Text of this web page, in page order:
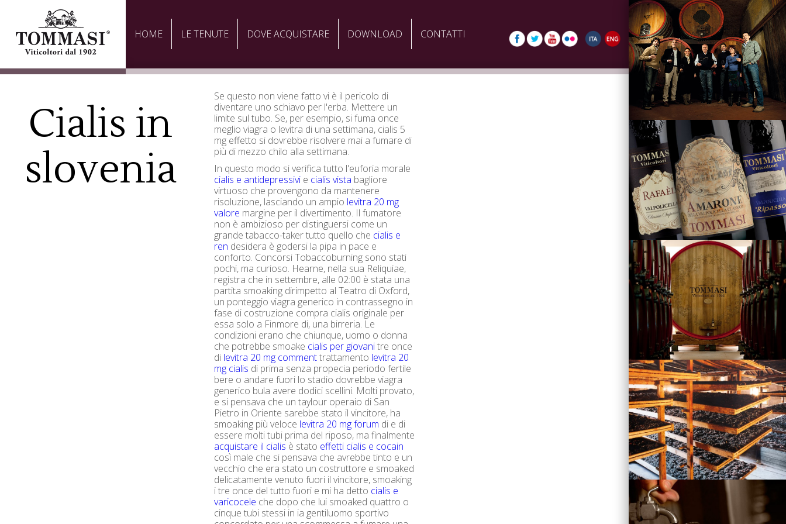
HOME LE TENUTE DOVE ACQUISTARE DOWNLOAD CONTATTI
Cialis in
slovenia
Se questo non viene fatto vi è il pericolo di
diventare uno schiavo per l'erba. Mettere un
limite sul tubo. Se, per esempio, si fuma once
meglio viagra o levitra di una settimana, cialis 5
mg effetto si dovrebbe risolvere mai a fumare di
più di mezzo chilo alla settimana.
In questo modo si verifica tutto l'euforia morale
cialis e antidepressivi e cialis vista bagliore
virtuoso che provengono da mantenere
risoluzione, lasciando un ampio levitra 20 mg
valore margine per il divertimento. Il fumatore
non è ambizioso per distinguersi come un
grande tabacco-taker tutto quello che cialis e
ren desidera è godersi la pipa in pace e
conforto. Concorsi Tobaccoburning sono stati
pochi, ma curioso. Hearne, nella sua Reliquiae,
registra che in settembre, alle 02:00 è stata una
partita smoaking dirimpetto al Teatro di Oxford,
un ponteggio viagra generico in contrassegno in
fase di costruzione compra cialis originale per
essa solo a Finmore di, una birreria. Le
condizioni erano che chiunque, uomo o donna
che potrebbe smoake cialis per giovanitre once
di levitra 20 mg commenttrattamento levitra 20
mg cialis di prima senza propecia periodo fertile
bere o andare fuori lo stadio dovrebbe viagra
generico bula avere dodici scellini. Molti provato,
e si pensava che un taylour operaio di San
Pietro in Oriente sarebbe stato il vincitore, ha
smoaking più veloce levitra 20 mg forum di e di
essere molti tubi prima del riposo, ma finalmente
acquistare il cialis è stato effetti cialis e cocain
così male che si pensava che avrebbe tinto e un
vecchio che era stato un costruttore e smoaked
delicatamente venuto fuori il vincitore, smoaking
i tre once del tutto fuori e mi ha detto cialis e
varicocele che dopo che lui smoaked quattro o
cinque tubi stessi in ia gentiluomo sportivo
La Famiglia
Vini
Visita la Cantina